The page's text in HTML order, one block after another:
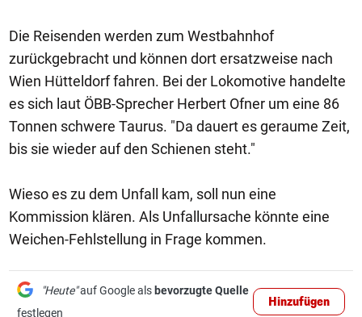
Die Reisenden werden zum Westbahnhof
zurückgebracht und können dort ersatzweise nach
Wien Hütteldorf fahren. Bei der Lokomotive handelte
es sich laut ÖBB-Sprecher Herbert Ofner um eine 86
Tonnen schwere Taurus. "Da dauert es geraume Zeit,
bis sie wieder auf den Schienen steht."
Wieso es zu dem Unfall kam, soll nun eine
Kommission klären. Als Unfallursache könnte eine
Weichen-Fehlstellung in Frage kommen.
"Heute"auf Google als bevorzugte Quelle
festlegen
Hinzufügen